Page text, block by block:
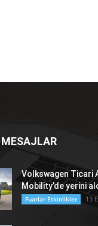
MESAJLAR
Volkswagen Ticari
Mobility’de yerini
Fuarlar Etkinlikler 13